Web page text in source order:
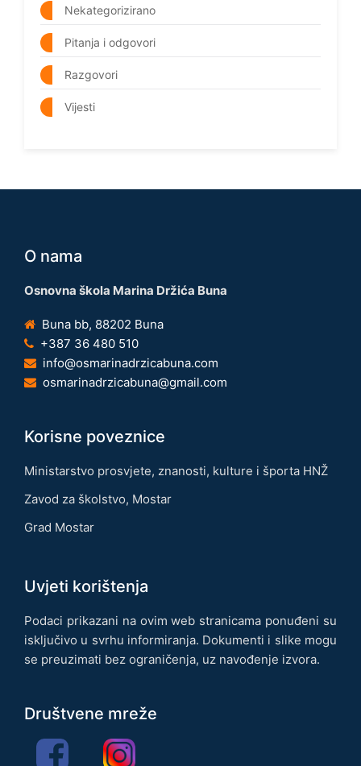
Nekategorizirano
Pitanja i odgovori
Razgovori
Vijesti
O nama
Osnovna škola Marina Držića Buna
Buna bb, 88202 Buna
+387 36 480 510
info@osmarinadrzicabuna.com
osmarinadrzicabuna@gmail.com
Korisne poveznice
Ministarstvo prosvjete, znanosti, kulture i športa HNŽ
Zavod za školstvo, Mostar
Grad Mostar
Uvjeti korištenja
Podaci prikazani na ovim web stranicama ponuđeni su
isključivo u svrhu informiranja. Dokumenti i slike mogu
se preuzimati bez ograničenja, uz navođenje izvora.
Društvene mreže